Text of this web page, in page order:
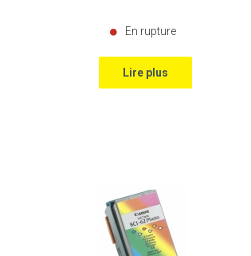
En rupture